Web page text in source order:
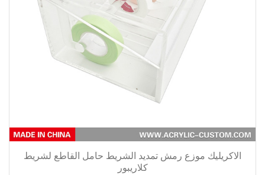
الاكريليك موزع رمش تمديد الشريط حامل القاطع لشريط
كلاريبور